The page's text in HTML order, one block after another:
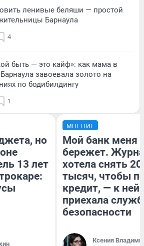
ленивые беляши — простой
Барнаула
4
быть — это кайф»: как мама в
завоевала золото на
по бодибилдингу
1
но
13 лет
МНЕНИЕ
Мой банк меня
бережет.
хотела снять
тысяч, чтобы
кредит, — к
приехала
безопасности
Ксения